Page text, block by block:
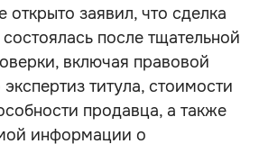
открыто заявил, что сделка
после тщательной
включая правовой
титула, стоимости
продавца, а также
информации о